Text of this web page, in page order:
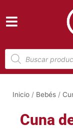
contenido
Búsqueda
de
productos
Inicio / Bebés /
Cuna